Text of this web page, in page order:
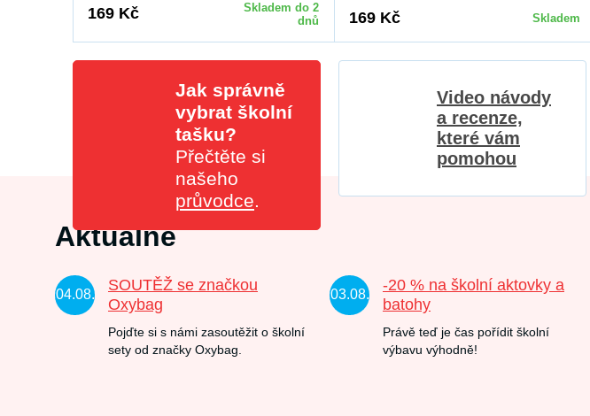
169 Kč
Skladem do 2
dnů
169 Kč
Skladem
Jak správně
vybrat školní
tašku?
Přečtěte si
našeho
průvodce.
Video návody
a recenze,
které vám
pomohou
Aktuálně
04.08.
SOUTĚŽ se značkou
Oxybag
Pojďte si s námi zasoutěžit o školní
sety od značky Oxybag.
03.08.
-20 % na školní aktovky a
batohy
Právě teď je čas pořídit školní
výbavu výhodně!